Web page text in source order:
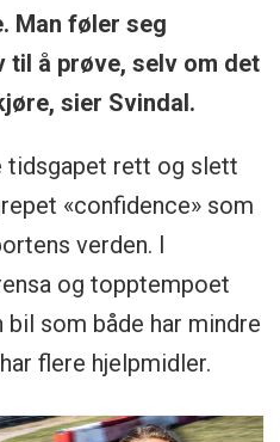
Man føler seg
å prøve, selv om det
sier Svindal.
tidsgapet rett og slett
«confidence» som
verden. I
og topptempoet
som både har mindre
flere hjelpmidler.